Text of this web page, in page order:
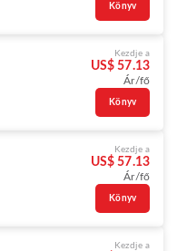
Könyv
Kezdje a
US$ 57.13
Ár/fő
Könyv
Kezdje a
US$ 57.13
Ár/fő
Könyv
Kezdje a